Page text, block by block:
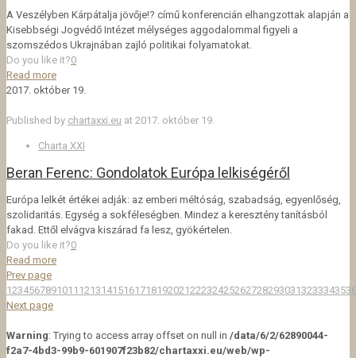
A Veszélyben Kárpátalja jövője!? című konferencián elhangzottak alapján a
Kisebbségi Jogvédő Intézet mélységes aggodalommal figyeli a
szomszédos Ukrajnában zajló politikai folyamatokat.
Do you like it?0
Read more
2017. október 19.
Published by chartaxxi.eu at 2017. október 19.
Charta XXI
Beran Ferenc: Gondolatok Európa lelkiségéről
Európa lelkét értékei adják: az emberi méltóság, szabadság, egyenlőség,
szolidaritás. Egység a sokféleségben. Mindez a keresztény tanításból
fakad. Ettől elvágva kiszárad fa lesz, gyökértelen.
Do you like it?0
Read more
Prev page
1234567891011 12131415161718192021222324252627282930313233343536
Next page
Warning: Trying to access array offset on null in /data/6/2/62890044-
f2a7-4bd3-99b9-601907f23b82/chartaxxi.eu/web/wp-